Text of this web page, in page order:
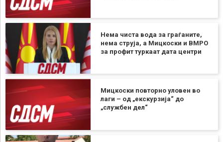
Нема чиста вода за граѓаните,
нема струја, а Мицкоски и ВМРО
за профит туркаат дата центри
Мицкоски повторно уловен во
лаги – од „екскурзија“ до
„службен дел“